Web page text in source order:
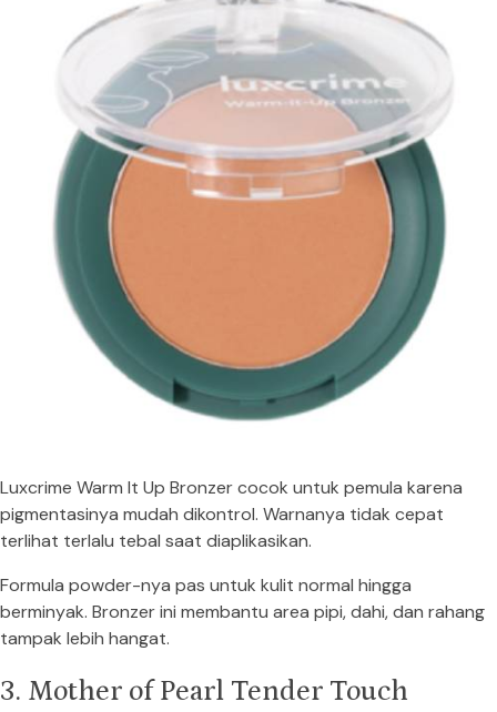
Luxcrime Warm It Up Bronzer cocok untuk pemula karena
pigmentasinya mudah dikontrol. Warnanya tidak cepat
terlihat terlalu tebal saat diaplikasikan.
Formula powder-nya pas untuk kulit normal hingga
berminyak. Bronzer ini membantu area pipi, dahi, dan rahang
tampak lebih hangat.
3. Mother of Pearl Tender Touch